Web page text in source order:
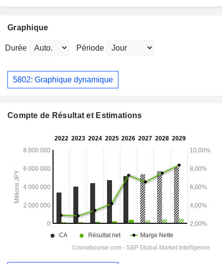
Graphique
Durée Période
5802: Graphique dynamique
Compte de Résultat et Estimations